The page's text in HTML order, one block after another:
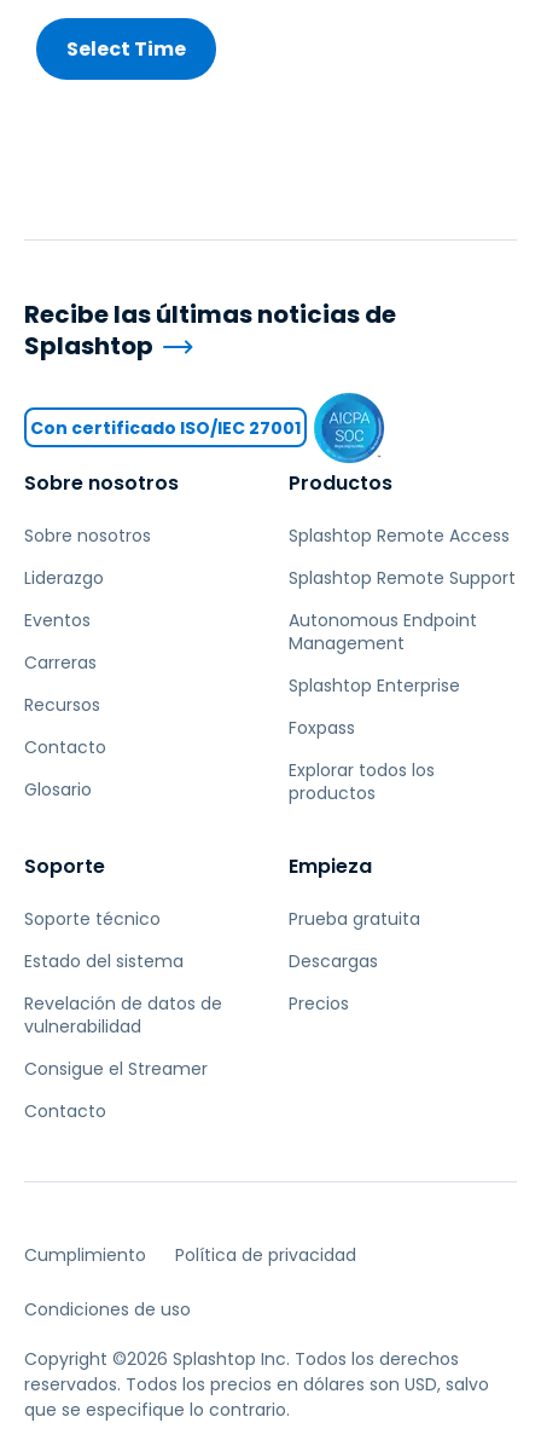
Sobre nosotros
Sobre nosotros
Liderazgo
Eventos
Carreras
Recursos
Contacto
Glosario
Productos
Splashtop Remote Access
Splashtop Remote Support
Autonomous Endpoint
Management
Splashtop Enterprise
Foxpass
Explorar todos los
productos
Soporte
Soporte técnico
Estado del sistema
Revelación de datos de
vulnerabilidad
Consigue el Streamer
Contacto
Empieza
Prueba gratuita
Descargas
Precios
Recibe las últimas noticias de
Splashtop
Con certificado ISO/IEC 27001
Cumplimiento Política de privacidad
Condiciones de uso
Copyright ©2026 Splashtop Inc. Todos los derechos
reservados. Todos los precios en dólares son USD, salvo
que se especifique lo contrario.